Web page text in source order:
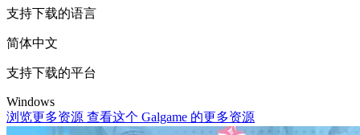
支持下载的语言
简体中文
支持下载的平台
Windows
浏览更多资源 查看这个 Galgame 的更多资源